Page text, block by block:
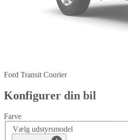
Ford Transit Courier
Konfigurer din bil
Farve
Vælg udstyrsmodel